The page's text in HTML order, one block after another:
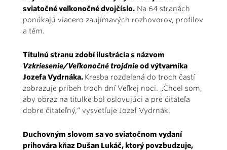
sviatočné veľkonočné dvojčíslo. Na 64 stranách
ponúkajú viacero zaujímavých rozhovorov, profilov
a tém.
Titulnú stranu zdobí ilustrácia s názvom
Vzkriesenie/Veľkonočné trojdnieod výtvarníka
Jozefa Vydrnáka. Kresba rozdelená do troch častí
zobrazuje príbeh troch dní Veľkej noci. „Chcel som,
aby obraz na titulke bol oslovujúci a pre čitateľa
dobre čitateľný,“ vysvetľuje Jozef Vydrnák.
Duchovným slovom sa vo sviatočnom vydaní
prihovára kňaz Dušan Lukáč, ktorý povzbudzuje,